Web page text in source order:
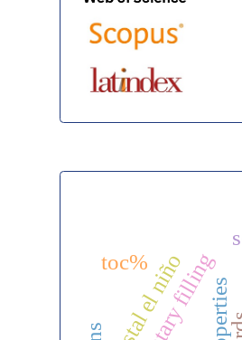
coastal el niño
toc%